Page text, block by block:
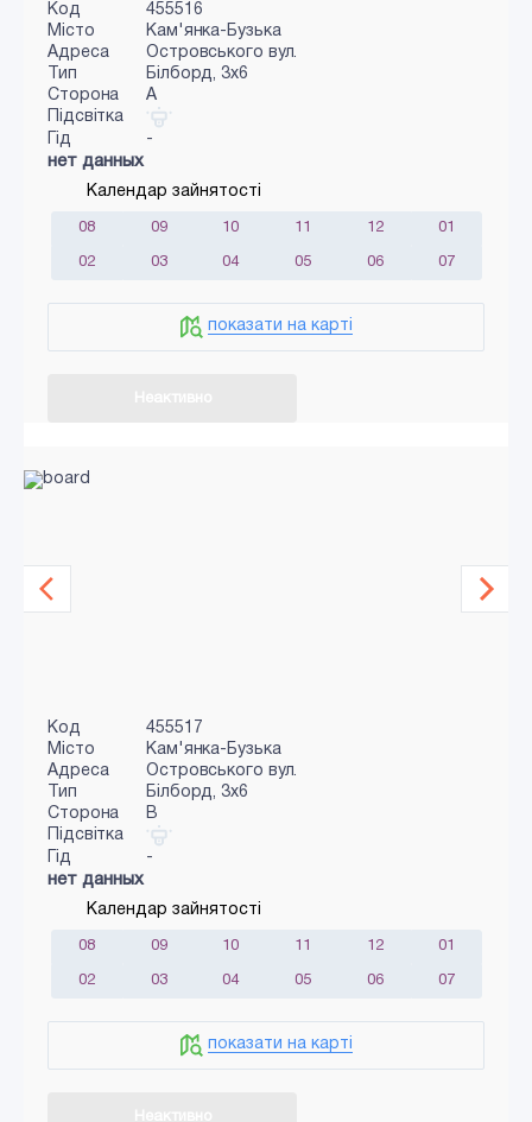
Код
455516
Місто
Кам'янка-Бузька
Адреса
Островського вул.
Тип
Білборд, 3x6
Сторона
A
Підсвітка
Гід
-
нет данных
Календар зайнятості
08 09 10 11 12 01
02 03 04 05 06 07
показати на карті
Код
455517
Місто
Кам'янка-Бузька
Адреса
Островського вул.
Тип
Білборд, 3x6
Сторона
B
Підсвітка
Гід
-
нет данных
Календар зайнятості
08 09 10 11 12 01
02 03 04 05 06 07
показати на карті